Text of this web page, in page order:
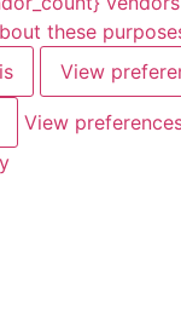
these
View
View